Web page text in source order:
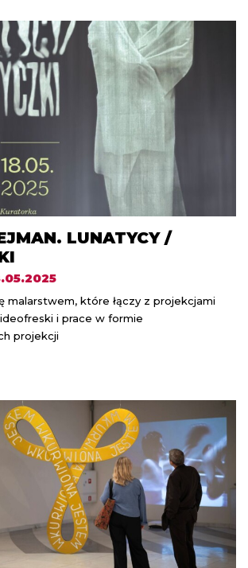
LUNATYCY /
malarstwem, które łączy z projekcjami
i prace w formie
projekcji